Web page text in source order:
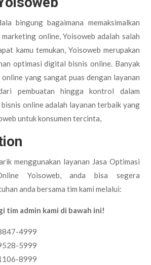
bingung bagaimana memaksimalkan
online, Yoisoweb adalah salah
kamu temukan, Yoisoweb merupakan
optimasi digital bisnis online. Banyak
online yang sangat puas dengan layanan
pembuatan hingga kontrol dalam
online adalah layanan terbaik yang
untuk konsumen tercinta,
menggunakan layanan Jasa Optimasi
Yoisoweb, anda bisa segera
anda bersama tim kami melalui:
tim admin kami di bawah ini!
4999
5999
8999